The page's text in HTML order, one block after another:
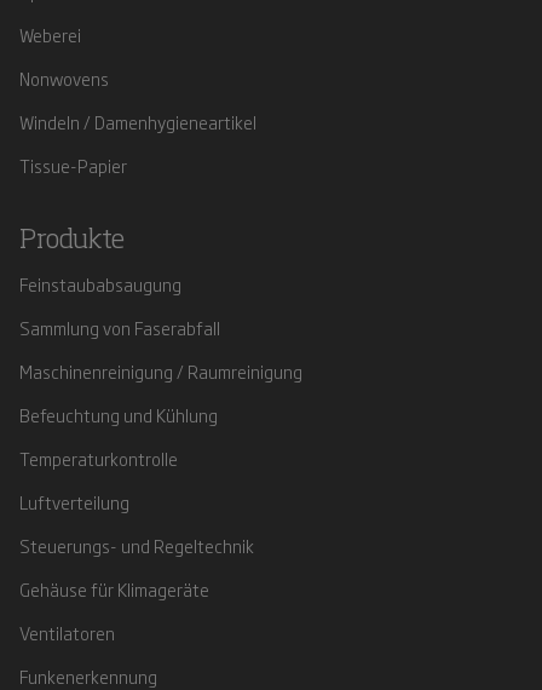
Weberei
Nonwovens
Windeln / Damenhygieneartikel
Tissue-Papier
Produkte
Feinstaubabsaugung
Sammlung von Faserabfall
Maschinenreinigung / Raumreinigung
Befeuchtung und Kühlung
Temperaturkontrolle
Luftverteilung
Steuerungs- und Regeltechnik
Gehäuse für Klimageräte
Ventilatoren
Funkenerkennung